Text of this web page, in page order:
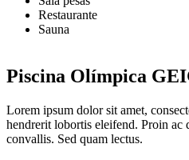
Restaurante
Sauna
Piscina Olímpica
Lorem ipsum dolor sit amet,
hendrerit lobortis eleifend. Proin ac
convallis. Sed quam lectus.